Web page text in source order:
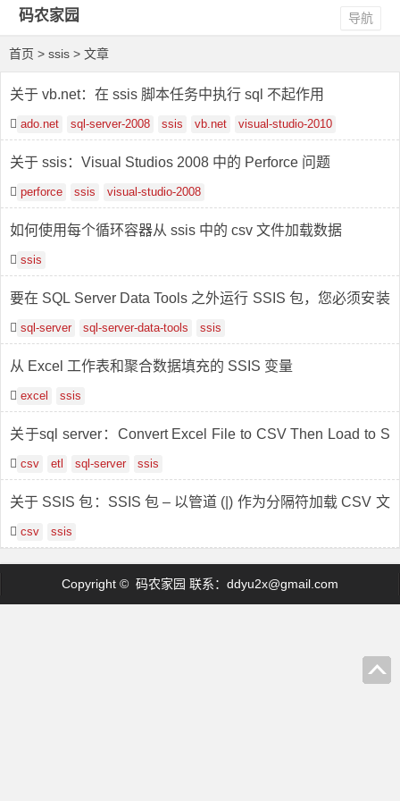
码农家园 导航
首页 > ssis > 文章
关于 vb.net：在 ssis 脚本任务中执行 sql 不起作用
ado.net sql-server-2008 ssis vb.net visual-studio-2010
关于 ssis：Visual Studios 2008 中的 Perforce 问题
perforce ssis visual-studio-2008
如何使用每个循环容器从 ssis 中的 csv 文件加载数据
ssis
要在 SQL Server Data Tools 之外运行 SSIS 包，您必须安装
File_creation of Integration services 或更高版本
sql-server sql-server-data-tools ssis
从 Excel 工作表和聚合数据填充的 SSIS 变量
excel ssis
关于sql server：Convert Excel File to CSV Then Load to S
QL Table using SSIS
csv etl sql-server ssis
关于 SSIS 包：SSIS 包 – 以管道 (|) 作为分隔符加载 CSV 文
件csv ssis
Copyright © 码农家园 联系： ddyu2x@gmail.com